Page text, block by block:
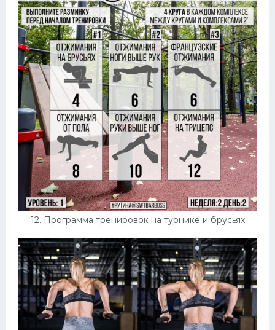
12. Программа тренировок на турнике и брусьях